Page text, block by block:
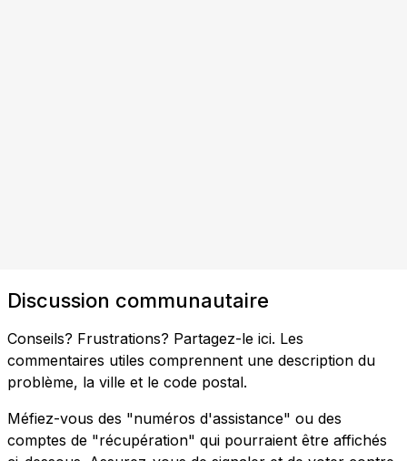
Discussion communautaire
Conseils? Frustrations? Partagez-le ici. Les
commentaires utiles comprennent une description du
problème, la ville et le code postal.
Méfiez-vous des "numéros d'assistance" ou des
comptes de "récupération" qui pourraient être affichés